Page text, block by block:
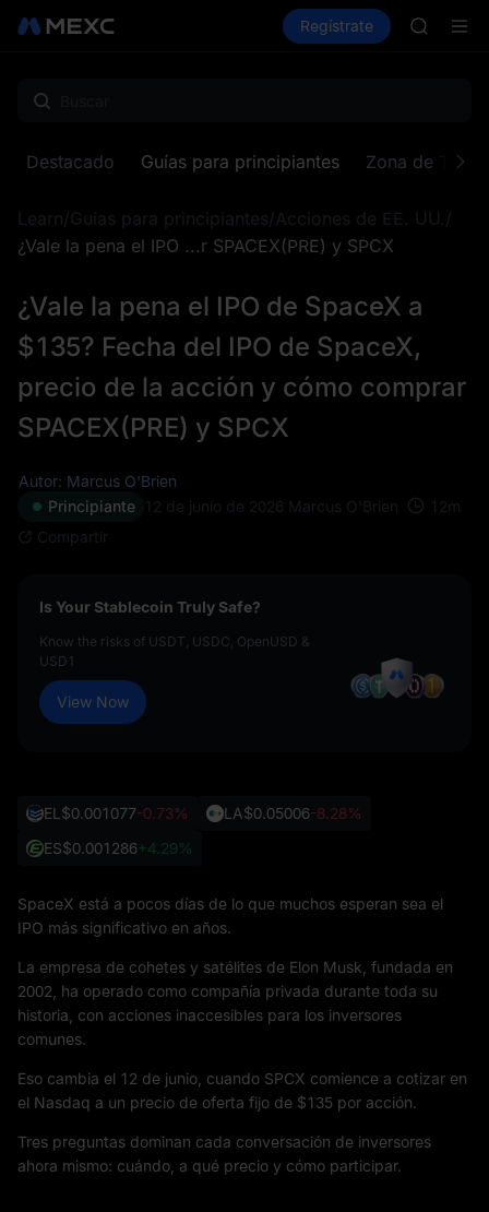
Mercados Spot Futuros
Regístrate
SPCX
Destacado Guías para principiantes Zona de
Learn/Guías para principiantes/Acciones de EE. UU./
¿Vale la pena el IPO ...r SPACEX(PRE) y SPCX
¿Vale la pena el IPO de SpaceX a
$135? Fecha del IPO de SpaceX,
precio de la acción y cómo comprar
SPACEX(PRE) y SPCX
Autor: Marcus O'Brien
Principiante 12 de junio de 2026 Marcus O'Brien 12 m
Compartir
Is Your Stablecoin Truly Safe?
Know the risks of USDT, USDC, OpenUSD &
USD1
View Now
EL $0.001077-0.73% LA$0.05006-8.28%
ES$0.001286+4.29%
SpaceX está a pocos días de lo que muchos esperan sea el
IPO más significativo en años.
La empresa de cohetes y satélites de Elon Musk, fundada en
2002, ha operado como compañía privada durante toda su
historia, con acciones inaccesibles para los inversores
comunes.
Eso cambia el 12 de junio, cuando SPCX comience a cotizar en
el Nasdaq a un precio de oferta fijo de $135 por acción.
Tres preguntas dominan cada conversación de inversores
ahora mismo: cuándo, a qué precio y cómo participar.